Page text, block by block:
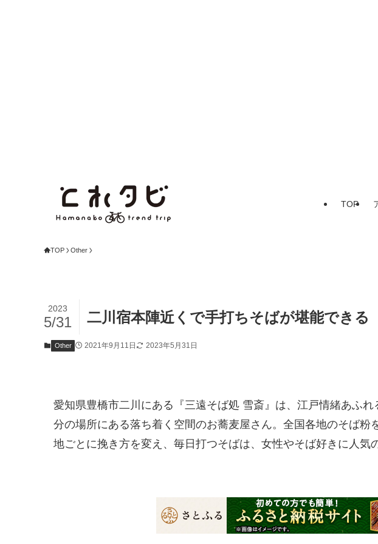
TOP
TOP Other
二川宿本陣近くで手打ちそばが堪能できる
2023
5/31
Other 2021年9月11日 2023年5月31日
愛知県豊橋市二川にある『三遠そば処 雪斎』は、江戸情緒あふ
分の場所にある落ち着く空間のお蕎麦屋さん。全国各地のそば粉
地ごとに挽き方を変え、毎日打つそばは、女性やそば好きに人気